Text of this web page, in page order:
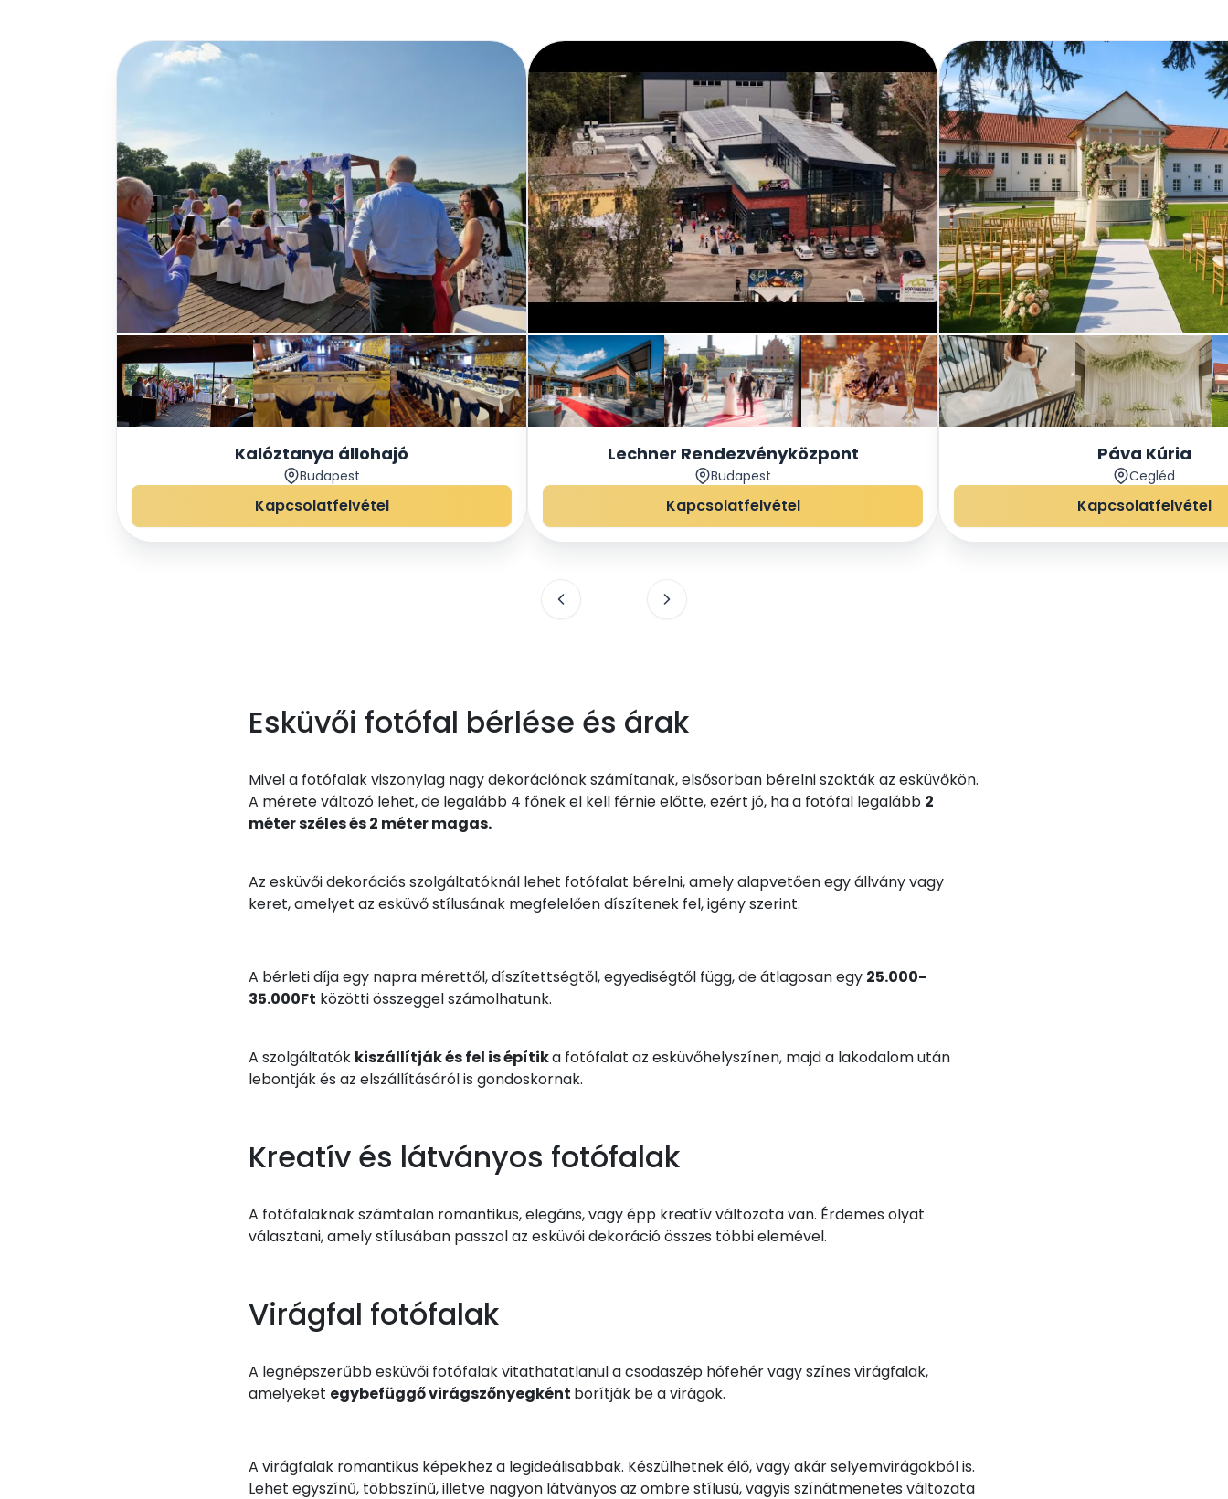
Kalóztanya állohajó
Budapest
Kapcsolatfelvétel
Lechner Rendezvényközpont
Budapest
Kapcsolatfelvétel
Páva Kúria
Cegléd
Kapcsolatfelvétel
Esküvői fotófal bérlése és árak
Mivel a fotófalak viszonylag nagy dekorációnak számítanak, elsősorban bérelni szokták az esküvőkön.
A mérete változó lehet, de legalább 4 főnek el kell férnie előtte, ezért jó, ha a fotófal legalább 2
méter széles és 2 méter magas.
Az esküvői dekorációs szolgáltatóknál lehet fotófalat bérelni, amely alapvetően egy állvány vagy
keret, amelyet az esküvő stílusának megfelelően díszítenek fel, igény szerint.
A bérleti díja egy napra mérettől, díszítettségtől, egyediségtől függ, de átlagosan egy 25.000-
35.000Ft közötti összeggel számolhatunk.
A szolgáltatók kiszállítják és fel is építika fotófalat az esküvőhelyszínen, majd a lakodalom után
lebontják és az elszállításáról is gondoskornak.
Kreatív és látványos fotófalak
A fotófalaknak számtalan romantikus, elegáns, vagy épp kreatív változata van. Érdemes olyat
választani, amely stílusában passzol az esküvői dekoráció összes többi elemével.
Virágfal fotófalak
A legnépszerűbb esküvői fotófalak vitathatatlanul a csodaszép hófehér vagy színes virágfalak,
amelyeket egybefüggő virágszőnyegként borítják be a virágok.
A virágfalak romantikus képekhez a legideálisabbak. Készülhetnek élő, vagy akár selyemvirágokból is.
Lehet egyszínű, többszínű, illetve nagyon látványos az ombre stílusú, vagyis színátmenetes változata